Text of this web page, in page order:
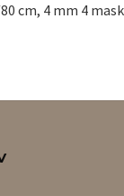
cm, 4 mm 4